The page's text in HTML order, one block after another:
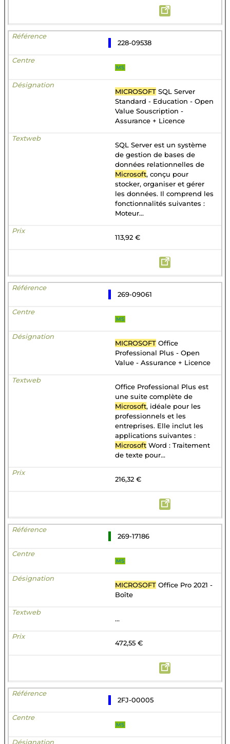
228-09538
MS
MICROSOFT SQL Server
Standard - Education - Open
Value Souscription -
Assurance + Licence
SQL Server est un système
de gestion de bases de
données relationnelles de
Microsoft, conçu pour
stocker, organiser et gérer
les données. Il comprend les
fonctionnalités suivantes :
Moteur...
113,92 €
269-09061
MS
MICROSOFT Office
Professional Plus - Open
Value - Assurance + Licence
Office Professional Plus est
une suite complète de
Microsoft, idéale pour les
professionnels et les
entreprises. Elle inclut les
applications suivantes :
Microsoft Word : Traitement
de texte pour...
216,32 €
269-17186
MS
MICROSOFT Office Pro 2021 -
Boîte
...
472,55 €
2FJ-00005
MS